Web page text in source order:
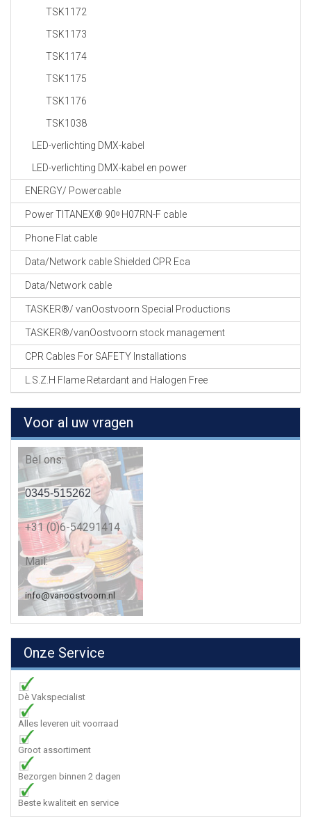
TSK1172
TSK1173
TSK1174
TSK1175
TSK1176
TSK1038
LED-verlichting DMX-kabel
LED-verlichting DMX-kabel en power
ENERGY/ Powercable
Power TITANEX® 90ᵒ H07RN-F cable
Phone Flat cable
Data/Network cable Shielded CPR Eca
Data/Network cable
TASKER®/ vanOostvoorn Special Productions
TASKER®/vanOostvoorn stock management
CPR Cables For SAFETY Installations
L.S.Z.H Flame Retardant and Halogen Free
Voor al uw vragen
Bel ons:
0345-515262
+31 (0)6-54291414
Mail:
info@vanoostvoorn.nl
Onze Service
Dè Vakspecialist
Alles leveren uit voorraad
Groot assortiment
Bezorgen binnen 2 dagen
Beste kwaliteit en service